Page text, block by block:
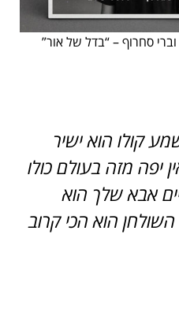
סחרוף – “בדל של אור”
קולו הוא ישיר
יפה מזה בעולם כולו
אבא שלך הוא
הוא הכי קרוב